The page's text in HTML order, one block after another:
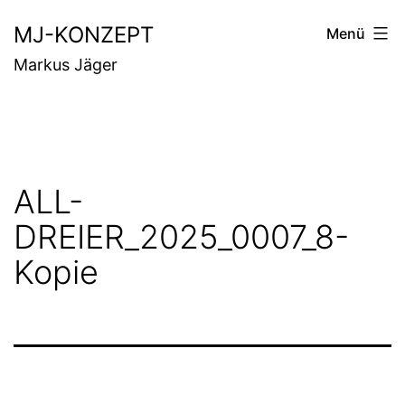
Inhalt
springen
MJ-KONZEPT
Markus Jäger
Menü
ALL-
DREIER_2025_0007_8-
Kopie